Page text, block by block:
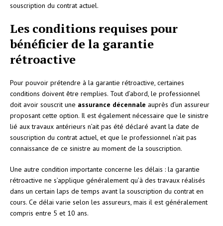
souscription du contrat actuel.
Les conditions requises pour
bénéficier de la garantie
rétroactive
Pour pouvoir prétendre à la garantie rétroactive, certaines
conditions doivent être remplies. Tout d’abord, le professionnel
doit avoir souscrit une assurance décennale auprès d’un assureur
proposant cette option. Il est également nécessaire que le sinistre
lié aux travaux antérieurs n’ait pas été déclaré avant la date de
souscription du contrat actuel, et que le professionnel n’ait pas
connaissance de ce sinistre au moment de la souscription.
Une autre condition importante concerne les délais : la garantie
rétroactive ne s’applique généralement qu’à des travaux réalisés
dans un certain laps de temps avant la souscription du contrat en
cours. Ce délai varie selon les assureurs, mais il est généralement
compris entre 5 et 10 ans.